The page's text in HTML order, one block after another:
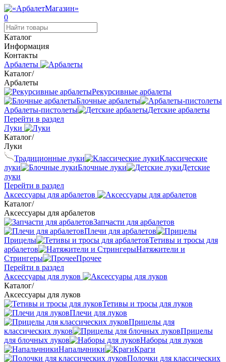
0
Каталог
Информация
Контакты
Арбалеты
Каталог/
Арбалеты
Рекурсивные арбалеты
Блочные арбалеты
Арбалеты-пистолеты
Детские арбалеты
Перейти в раздел
Луки
Каталог/
Луки
Традиционные луки
Классические
луки
Блочные луки
Детские
луки
Перейти в раздел
Аксессуары для арбалетов
Каталог/
Аксессуары для арбалетов
Запчасти для арбалетов
Плечи для арбалетов
Прицелы
Тетивы и тросы для
арбалетов
Натяжители и
Стрингеры
Прочее
Перейти в раздел
Аксессуары для луков
Каталог/
Аксессуары для луков
Тетивы и тросы для луков
Плечи для луков
Прицелы для
классических луков
Прицелы
для блочных луков
Наборы для луков
Напальчники
Краги
Полочки для классических